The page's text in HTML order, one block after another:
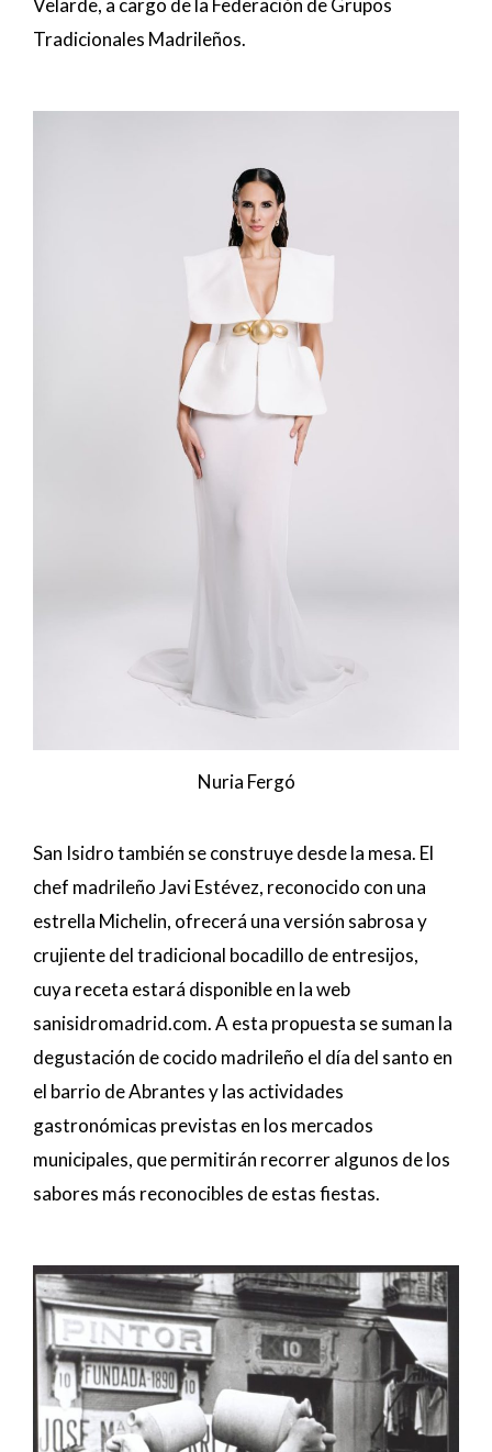
Velarde, a cargo de la Federación de Grupos
Tradicionales Madrileños.
Nuria Fergó
San Isidro también se construye desde la mesa. El
chef madrileño Javi Estévez, reconocido con una
estrella Michelin, ofrecerá una versión sabrosa y
crujiente del tradicional bocadillo de entresijos,
cuya receta estará disponible en la web
sanisidromadrid.com. A esta propuesta se suman la
degustación de cocido madrileño el día del santo en
el barrio de Abrantes y las actividades
gastronómicas previstas en los mercados
municipales, que permitirán recorrer algunos de los
sabores más reconocibles de estas fiestas.